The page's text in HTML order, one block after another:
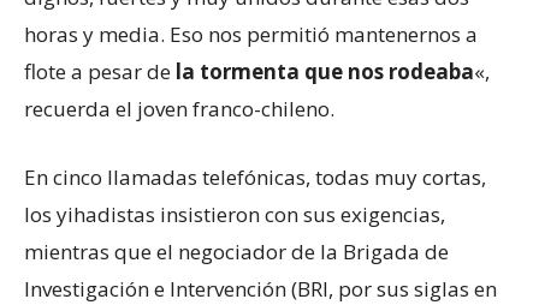
horas y media. Eso nos permitió mantenernos a
flote a pesar de la tormenta que nos rodeaba«,
recuerda el joven franco-chileno.
En cinco llamadas telefónicas, todas muy cortas,
los yihadistas insistieron con sus exigencias,
mientras que el negociador de la Brigada de
Investigación e Intervención (BRI, por sus siglas en